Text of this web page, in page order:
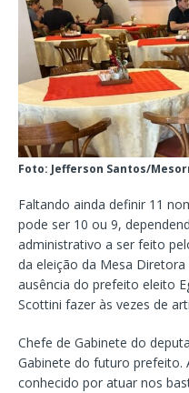
Foto: Jefferson Santos/
Faltando ainda definir 11
pode ser 10 ou 9,
administrativo a ser feito
da eleição da Mesa
ausência do prefeito eleito
Scottini fazer às vezes de
Chefe de Gabinete do
Gabinete do futuro prefeito.
conhecido por atuar nos